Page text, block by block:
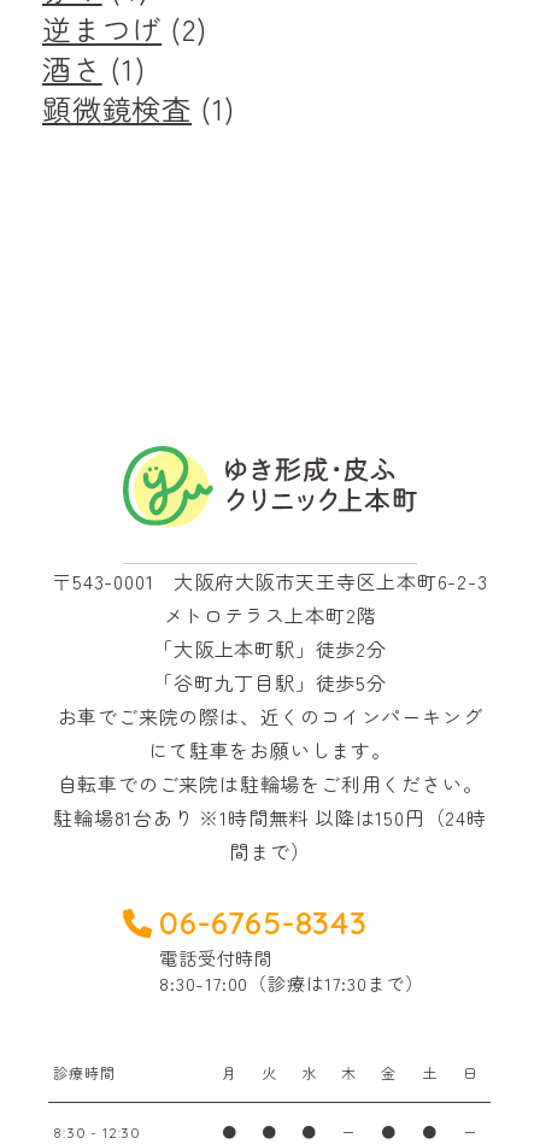
逆まつげ (2)
酒さ (1)
顕微鏡検査 (1)
〒543-0001 大阪府大阪市天王寺区上本町6-2-3
メトロテラス上本町2階
「大阪上本町駅」徒歩2分
「谷町九丁目駅」徒歩5分
お車でご来院の際は、近くのコインパーキング
にて駐車をお願いします。
自転車でのご来院は駐輪場をご利用ください。
駐輪場81台あり ※1時間無料 以降は150円（24時
間まで）
06-6765-8343
電話受付時間
8:30-17:00（診療は17:30まで）
診療時間 月 火 水 木 金 土 日
8:30 - 12:30 ● ● ● ー ● ● ー